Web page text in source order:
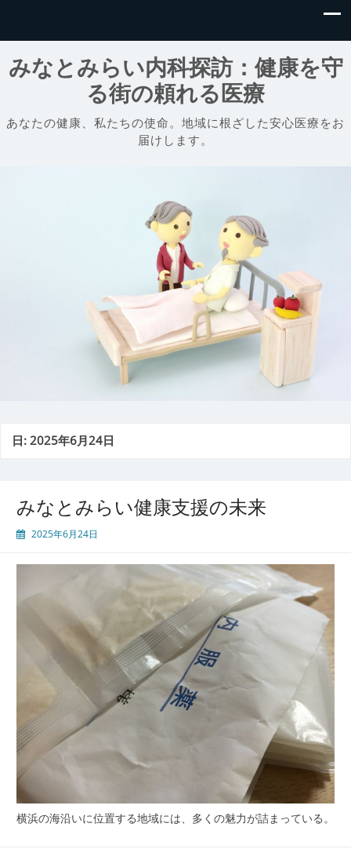
みなとみらい内科探訪：健康を守
る街の頼れる医療
あなたの健康、私たちの使命。地域に根ざした安心医療をお
届けします。
日:2025年6月24日
みなとみらい健康支援の未来
2025年6月24日
横浜の海沿いに位置する地域には、多くの魅力が詰まっている。